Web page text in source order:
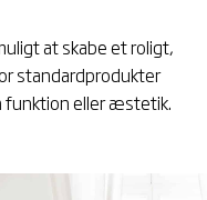
at skabe et roligt,
standardprodukter
funktion eller æstetik.